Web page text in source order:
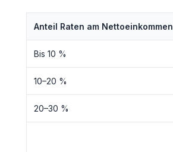
Anteil Raten am Nettoeinkommen
Bis 10 %
10–20 %
20–30 %